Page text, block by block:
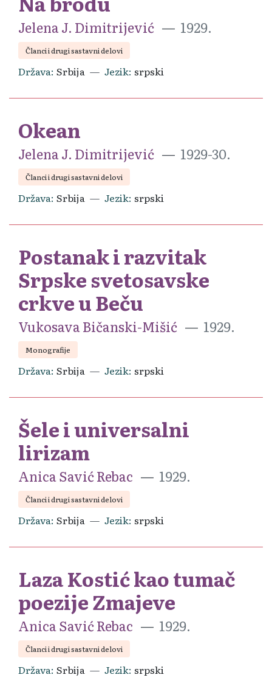
Jelena J. Dimitrijević 1929.
Članci i drugi sastavni delovi
Država Srbija Jezik srpski
Okean
Jelena J. Dimitrijević 1929-30.
Članci i drugi sastavni delovi
Država Srbija Jezik srpski
Postanak i razvitak
Srpske svetosavske
crkve u Beču
Vukosava Bičanski-Mišić 1929.
Monografije
Država Srbija Jezik srpski
Šele i universalni
lirizam
Anica Savić Rebac 1929.
Članci i drugi sastavni delovi
Država Srbija Jezik srpski
Laza Kostić kao tumač
poezije Zmajeve
Anica Savić Rebac 1929.
Članci i drugi sastavni delovi
Država Srbija Jezik srpski